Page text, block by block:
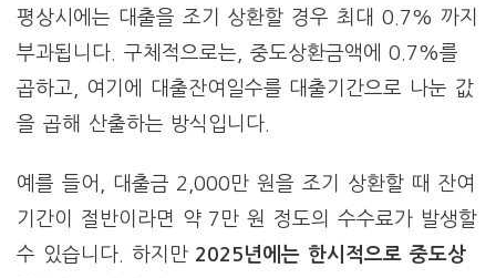
평상시에는 대출을 조기 상환할 경우 최대 0.7% 까지
부과됩니다. 구체적으로는, 중도상환금액에 0.7%를
곱하고, 여기에 대출잔여일수를 대출기간으로 나눈 값
을 곱해 산출하는 방식입니다.
예를 들어, 대출금 2,000만 원을 조기 상환할 때 잔여
기간이 절반이라면 약 7만 원 정도의 수수료가 발생할
수 있습니다. 하지만 2025년에는 한시적으로 중도상